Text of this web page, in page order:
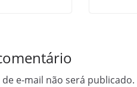
e-mail não será publicado.